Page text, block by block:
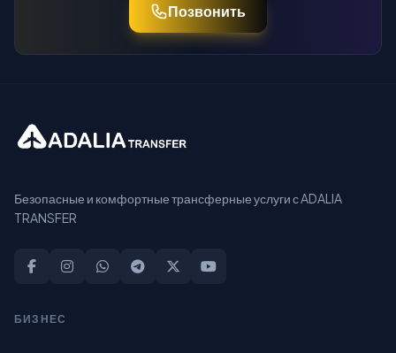
Позвонить
Безопасные и комфортные трансферные услуги с ADALIA
TRANSFER
БИЗНЕС